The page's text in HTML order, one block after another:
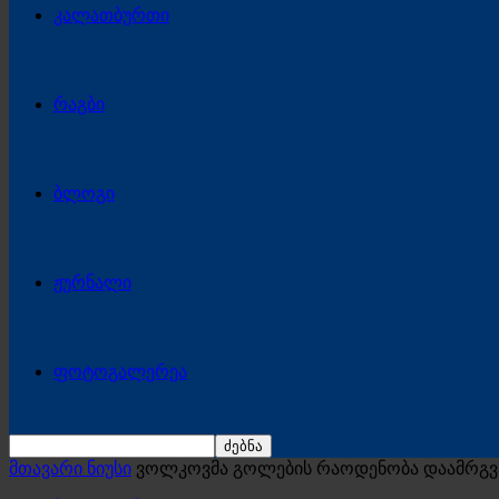
კალათბურთი
რაგბი
ბლოგი
ჟურნალი
ფოტოგალერეა
მთავარი ნიუსი ვოლკოვმა გოლების რაოდენობა